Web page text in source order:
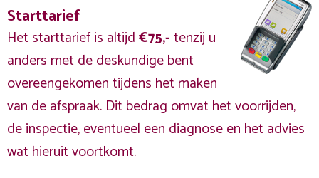
Starttarief
Het starttarief is altijd€75,-tenzij u
anders met de deskundige bent
overeengekomen tijdens het maken
van de afspraak. Dit bedrag omvat het voorrijden,
de inspectie, eventueel een diagnose en het advies
wat hieruit voortkomt.